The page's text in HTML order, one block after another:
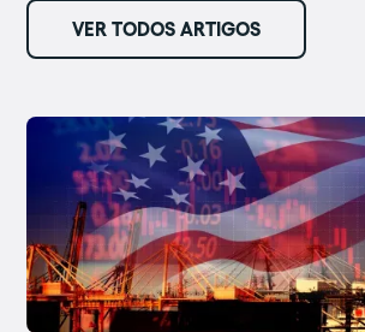
VER TODOS ARTIGOS